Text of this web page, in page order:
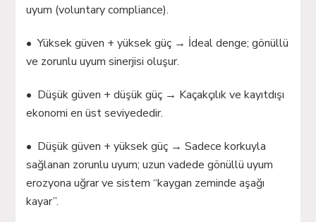
uyum (voluntary compliance).
• Yüksek güven + yüksek güç → İdeal denge; gönüllü
ve zorunlu uyum sinerjisi oluşur.
• Düşük güven + düşük güç → Kaçakçılık ve kayıtdışı
ekonomi en üst seviyededir.
• Düşük güven + yüksek güç → Sadece korkuyla
sağlanan zorunlu uyum; uzun vadede gönüllü uyum
erozyona uğrar ve sistem “kaygan zeminde aşağı
kayar”.